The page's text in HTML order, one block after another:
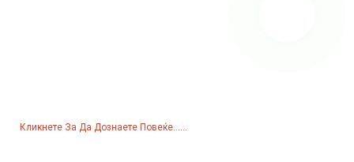
Кликнете За Да Дознаете Повеќе......